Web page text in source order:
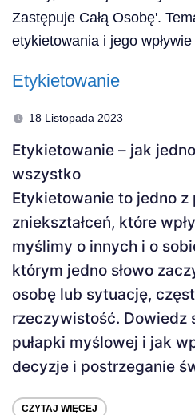
Etykietowanie
18 Listopada 2023
Etykietowanie – jak
wszystko
Etykietowanie to jedno z
zniekształceń, które
myślimy o innych i o
którym jedno słowo
osobę lub sytuację,
rzeczywistość. Dowiedz
pułapki myślowej i jak
decyzje i postrzeganie
CZYTAJ WIĘCEJ